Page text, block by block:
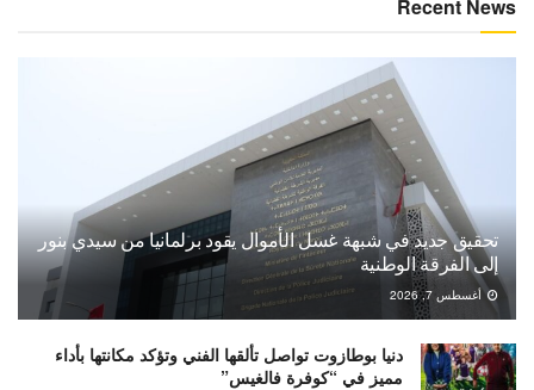
Recent News
تحقيق جديد في شبهة غسل الأموال يقود برلمانيا من سيدي بنور
إلى الفرقة الوطنية
أغسطس 7, 2026
دنيا بوطازوت تواصل تألقها الفني وتؤكد مكانتها بأداء
مميز في “كوفرة فالغيس”